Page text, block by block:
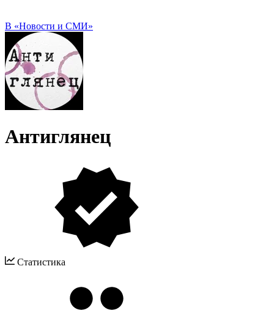
В «Новости и СМИ»
Антиглянец
Статистика